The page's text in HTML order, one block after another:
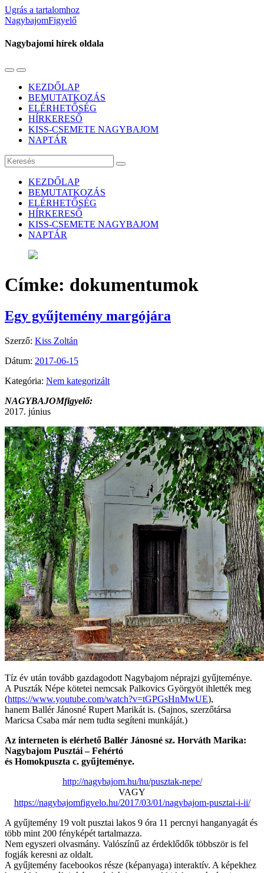
Ugrás a tartalomhoz
NagybajomFigyelő
Nagybajomi hírek oldala
Váltás
mobil
menüre
Használja
keresés
mezőt
KEZDŐLAP
BEMUTATKOZÁS
ELÉRHETŐSÉG
HÍRKERESŐ
KISS-CSEMETE NAGYBAJOM
NAPTÁR
Keresés
KEZDŐLAP
BEMUTATKOZÁS
ELÉRHETŐSÉG
HÍRKERESŐ
KISS-CSEMETE NAGYBAJOM
NAPTÁR
Címke: dokumentumok
Egy gyűjtemény margójára
Szerző: Kiss Zoltán
Dátum: 2017-06-15
Kategória: Nem kategorizált
NAGYBAJOMfigyelő:
2017. június
Tíz év után tovább gazdagodott Nagybajom néprajzi gyűjteménye.
A Puszták Népe kötetei nemcsak Palkovics Györgyöt ihlették meg
(https://www.youtube.com/watch?v=tGPGsHnMwUE),
hanem Ballér Jánosné Rupert Marikát is. (Sajnos, szerzőtársa
Maricsa Csaba már nem tudta segíteni munkáját.)
Az interneten is elérhető Ballér Jánosné sz. Horváth Marika:
Nagybajom Pusztái – Fehértó
és Homokpuszta c. gyűjteménye.
http://nagybajom.hu/hu/pusztak-nepe/
VAGY
https://nagybajomfigyelo.hu/2017/03/01/nagybajom-pusztai-i-ii/
A gyűjtemény 19 volt pusztai lakos 9 óra 11 percnyi hanganyagát és
több mint 200 fényképét tartalmazza.
Nem egyszeri olvasmány. Valószínű az érdeklődők többször is fel
fogják keresni az oldalt.
A gyűjtemény facebookos része (képanyaga) interaktív. A képekhez